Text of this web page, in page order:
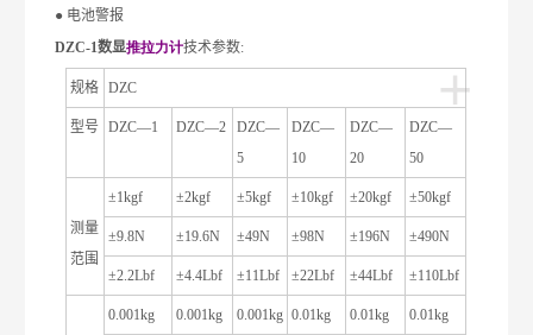
● 电池警报
DZC-1数显推拉力计技术参数:
+
规格 DZC
型号 DZC—1 DZC—2 DZC—
5
DZC—
10
DZC—
20
DZC—
50
测量
范围
±1kgf ±2kgf ±5kgf ±10kgf ±20kgf ±50kgf
±9.8N ±19.6N ±49N ±98N ±196N ±490N
±2.2Lbf ±4.4Lbf ±11Lbf ±22Lbf ±44Lbf ±110Lbf
0.001kg 0.001kg 0.001kg 0.01kg 0.01kg 0.01kg